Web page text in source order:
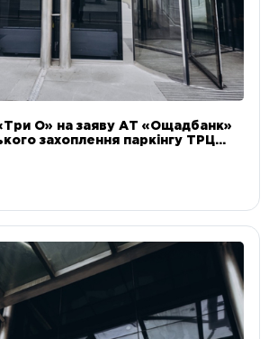
О» на заяву АТ «Ощадбанк»
захоплення паркінгу ТРЦ